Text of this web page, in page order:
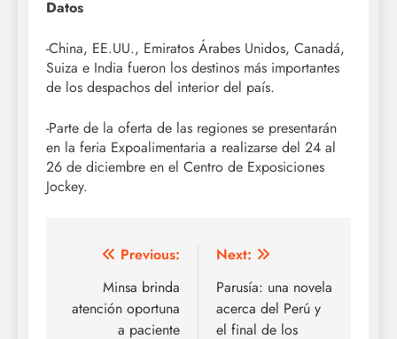
Datos
-China, EE.UU., Emiratos Árabes Unidos, Canadá,
Suiza e India fueron los destinos más importantes
de los despachos del interior del país.
-Parte de la oferta de las regiones se presentarán
en la feria Expoalimentaria a realizarse del 24 al
26 de diciembre en el Centro de Exposiciones
Jockey.
Post
navigation
Previous:
Minsa brinda
atención oportuna
a paciente
Next:
Parusía: una novela
acerca del Perú y
el final de los